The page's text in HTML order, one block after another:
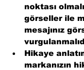
noktası
görseller ile
mesajınız
Hikaye
markanızın